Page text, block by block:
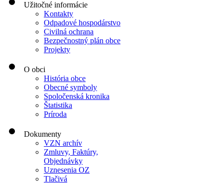
Užitočné informácie
Kontakty
Odpadové hospodárstvo
Civilná ochrana
Bezpečnostný plán obce
Projekty
O obci
História obce
Obecné symboly
Spoločenská kronika
Štatistika
Príroda
Dokumenty
VZN archív
Zmluvy, Faktúry,
Objednávky
Uznesenia OZ
Tlačivá